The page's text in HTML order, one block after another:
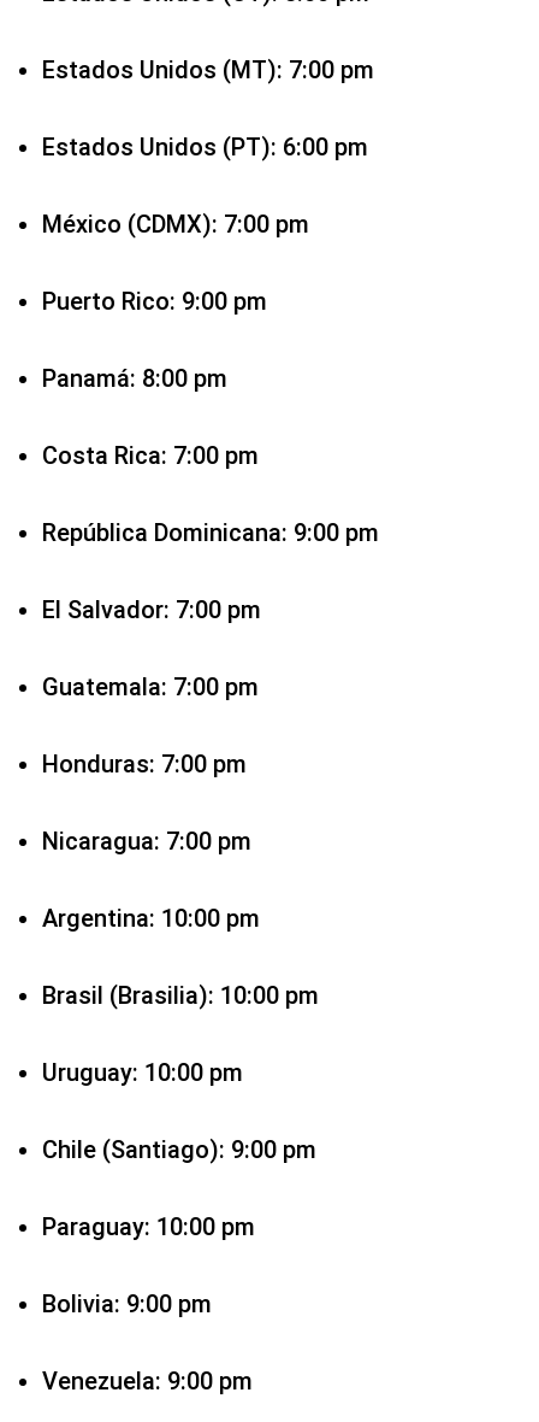
Estados Unidos (MT): 7:00 pm
Estados Unidos (PT): 6:00 pm
México (CDMX): 7:00 pm
Puerto Rico: 9:00 pm
Panamá: 8:00 pm
Costa Rica: 7:00 pm
República Dominicana: 9:00 pm
El Salvador: 7:00 pm
Guatemala: 7:00 pm
Honduras: 7:00 pm
Nicaragua: 7:00 pm
Argentina: 10:00 pm
Brasil (Brasilia): 10:00 pm
Uruguay: 10:00 pm
Chile (Santiago): 9:00 pm
Paraguay: 10:00 pm
Bolivia: 9:00 pm
Venezuela: 9:00 pm